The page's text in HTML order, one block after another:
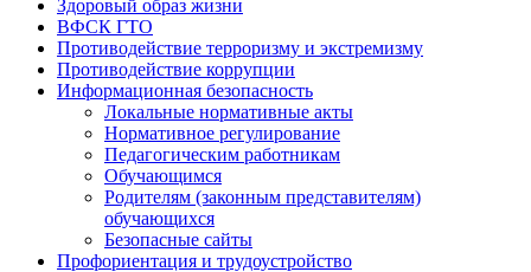
Здоровый образ жизни
ВФСК ГТО
Противодействие терроризму и экстремизму
Противодействие коррупции
Информационная безопасность
Локальные нормативные акты
Нормативное регулирование
Педагогическим работникам
Обучающимся
Родителям (законным представителям)
обучающихся
Безопасные сайты
Профориентация и трудоустройство